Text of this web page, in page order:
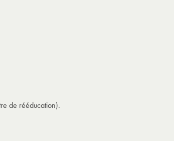
de rééducation).